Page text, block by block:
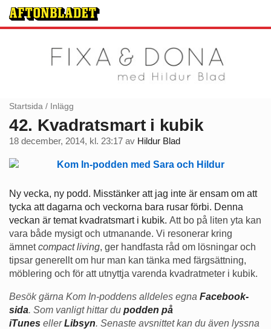
Startsida / Inlägg
42. Kvadratsmart i kubik
18 december, 2014, kl. 23:17 av Hildur Blad
Ny vecka, ny podd. Misstänker att jag inte är ensam om att
tycka att dagarna och veckorna bara rusar förbi. Denna
veckan är temat kvadratsmart i kubik. Att bo på liten yta kan
vara både mysigt och utmanande. Vi resonerar kring
ämnetcompact living, ger handfasta råd om lösningar och
tipsar generellt om hur man kan tänka med färgsättning,
möblering och för att utnyttja varenda kvadratmeter i kubik.
Besök gärna Kom In-poddens alldeles egna Facebook-
sida. Som vanligt hittar du podden på
iTunes ellerLibsyn. Senaste avsnittet kan du även lyssna